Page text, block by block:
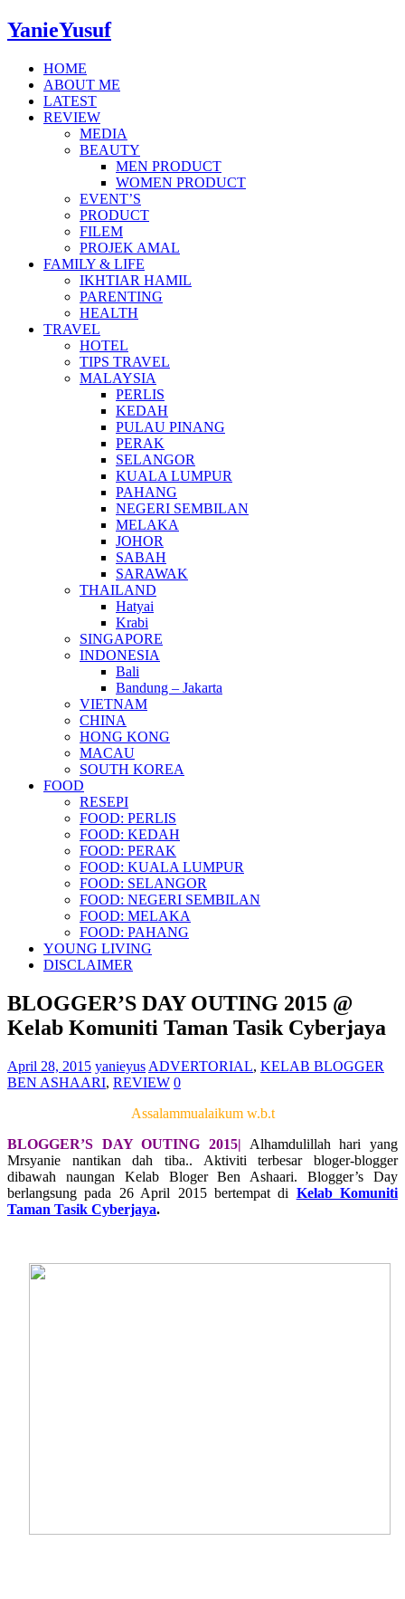
YanieYusuf
HOME
ABOUT ME
LATEST
REVIEW
MEDIA
BEAUTY
MEN PRODUCT
WOMEN PRODUCT
EVENT’S
PRODUCT
FILEM
PROJEK AMAL
FAMILY & LIFE
IKHTIAR HAMIL
PARENTING
HEALTH
TRAVEL
HOTEL
TIPS TRAVEL
MALAYSIA
PERLIS
KEDAH
PULAU PINANG
PERAK
SELANGOR
KUALA LUMPUR
PAHANG
NEGERI SEMBILAN
MELAKA
JOHOR
SABAH
SARAWAK
THAILAND
Hatyai
Krabi
SINGAPORE
INDONESIA
Bali
Bandung – Jakarta
VIETNAM
CHINA
HONG KONG
MACAU
SOUTH KOREA
FOOD
RESEPI
FOOD: PERLIS
FOOD: KEDAH
FOOD: PERAK
FOOD: KUALA LUMPUR
FOOD: SELANGOR
FOOD: NEGERI SEMBILAN
FOOD: MELAKA
FOOD: PAHANG
YOUNG LIVING
DISCLAIMER
BLOGGER’S DAY OUTING 2015 @
Kelab Komuniti Taman Tasik Cyberjaya
April 28, 2015 yanieyus ADVERTORIAL, KELAB BLOGGER
BEN ASHAARI, REVIEW 0
Assalammualaikum w.b.t
BLOGGER’S DAY OUTING 2015|
Alhamdulillah hari yang
Mrsyanie nantikan dah tiba.. Aktiviti terbesar bloger-blogger
dibawah naungan Kelab Bloger Ben Ashaari. Blogger’s Day
berlangsung pada 26 April 2015 bertempat di Kelab Komuniti
Taman Tasik Cyberjaya.